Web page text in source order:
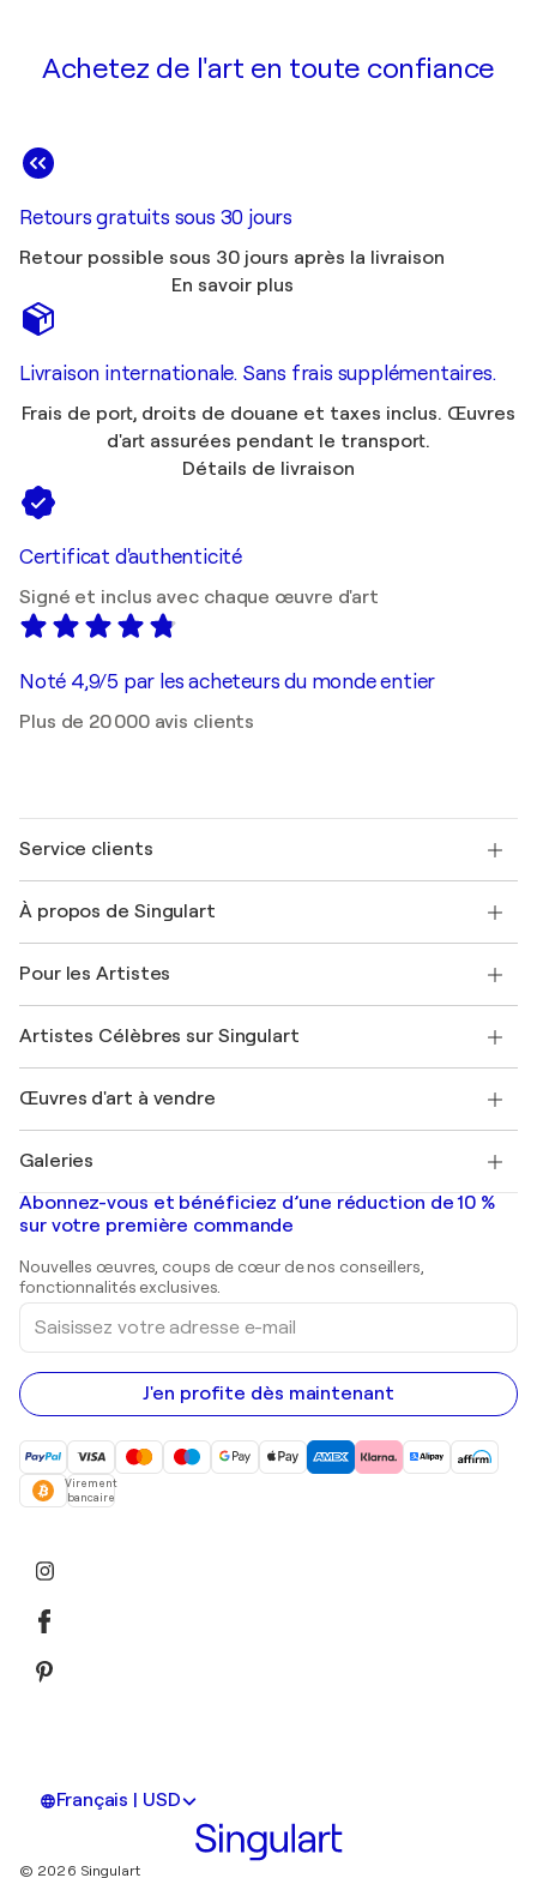
Achetez de l'art en toute confiance
Retours gratuits sous 30 jours
Retour possible sous 30 jours après la livraison
En savoir plus
Livraison internationale. Sans frais supplémentaires.
Frais de port, droits de douane et taxes inclus. Œuvres
d'art assurées pendant le transport.
Détails de livraison
Certificat d'authenticité
Signé et inclus avec chaque œuvre d'art
Noté 4,9/5 par les acheteurs du monde entier
Plus de 20 000 avis clients
Service clients
Expédition
Offrir une carte cadeau
Rejoignez notre programme commercial
Mon compte
+33 1 76 44 06 42
À propos de Singulart
FAQ
Magazine Singulart
Emplois
Découvrez une sélection d'art original
Pour les Artistes
Se connecter en tant qu'Artiste
Artistes Célèbres sur Singulart
Marc Chagall
Banksy
Mr. Brainwash
Shepard Fairey
Œuvres d'art à vendre
Tableaux abstraits à vendre
Peintures de paysage
Estampes
Peintures acryliques
Galeries
Galeries d'art en France
Galeries d'art en Belgique
Abonnez-vous et bénéficiez d’une réduction de 10 %
sur votre première commande
Nouvelles œuvres, coups de cœur de nos conseillers,
fonctionnalités exclusives.
Saisissez
votre
adresse
e-
mail
J'en profite dès maintenant
Virement
bancaire
Français | USD
© 2026 Singulart